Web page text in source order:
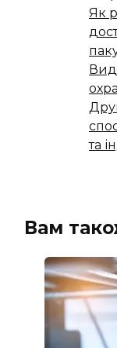
Як
та
Вам